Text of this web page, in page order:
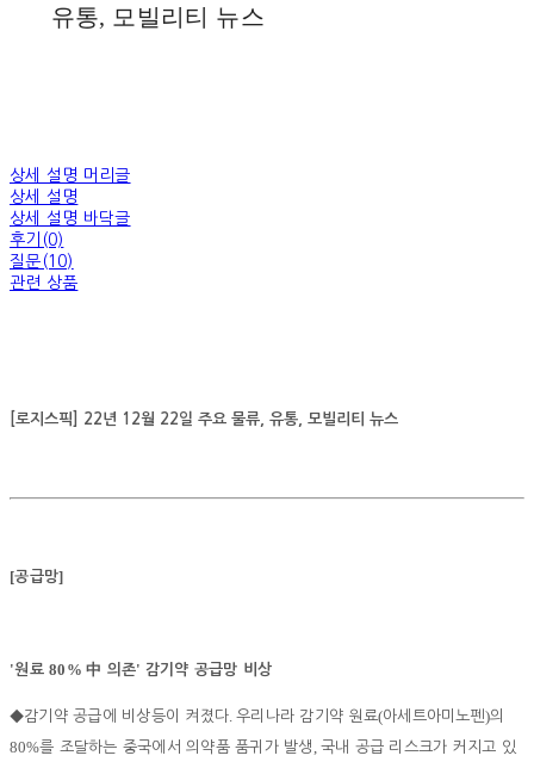
유통, 모빌리티 뉴스
상세 설명 머리글
상세 설명
상세 설명 바닥글
후기(0)
질문(10)
관련 상품
[로지스픽] 22년 12월 22일 주요 물류, 유통, 모빌리티 뉴스
[공급망]
'원료80%中 의존' 감기약 공급망 비상
◆감기약 공급에 비상등이 켜졌다.우리나라 감기약 원료(아세트아미노펜)의
80%를 조달하는 중국에서 의약품 품귀가 발생 , 국내 공급 리스크가 커지고 있